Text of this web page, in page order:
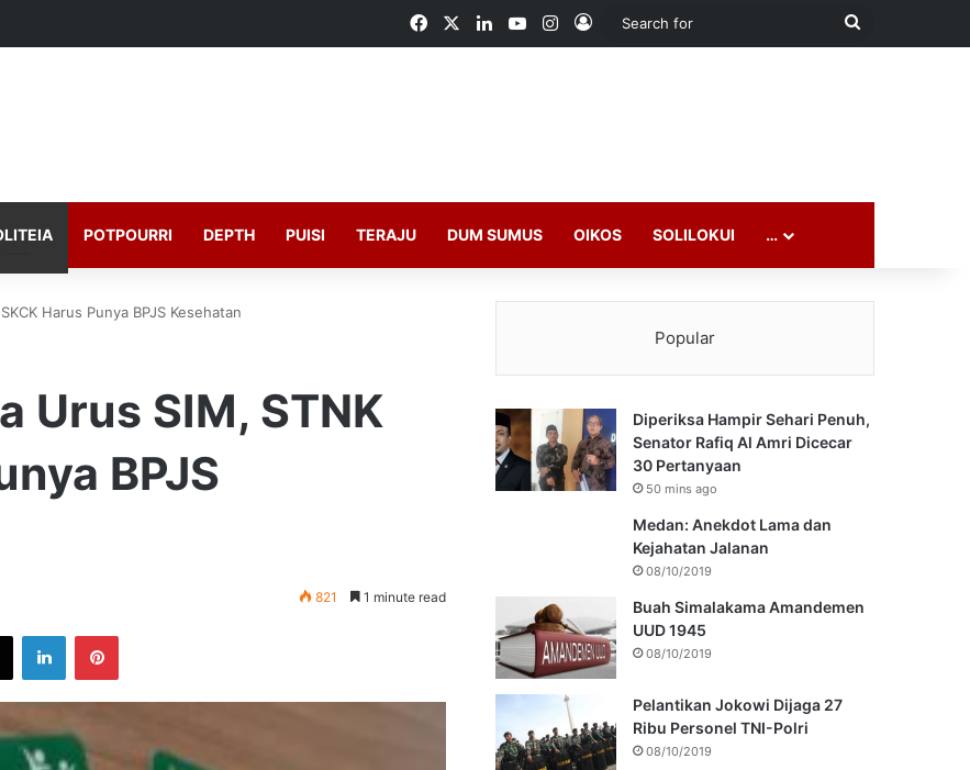
FacebookLinkedInYouTubeInstagram
Log In
Search
POTPOURRI DEPTH PUISI TERAJU DUM SUMUS OIKOS SOLILOKUI …
Harus Punya BPJS Kesehatan
Urus SIM, STNK
BPJS
821 1 minute read
X LinkedInPinterest
Popular
Diperiksa Hampir Sehari Penuh,
Senator Rafiq Al Amri Dicecar
30 Pertanyaan
50 mins ago
Medan: Anekdot Lama dan
Kejahatan Jalanan
08/10/2019
Buah Simalakama Amandemen
UUD 1945
08/10/2019
Pelantikan Jokowi Dijaga 27
Ribu Personel TNI-Polri
08/10/2019